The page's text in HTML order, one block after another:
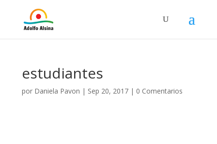
estudiantes
por Daniela Pavon | Sep 20, 2017| 0 Comentarios